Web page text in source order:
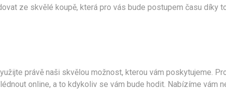
ze skvělé koupě, která pro vás bude postupem času díky
právě naši skvělou možnost, kterou vám poskytujeme.
online, a to kdykoliv se vám bude hodit. Nabízíme vám